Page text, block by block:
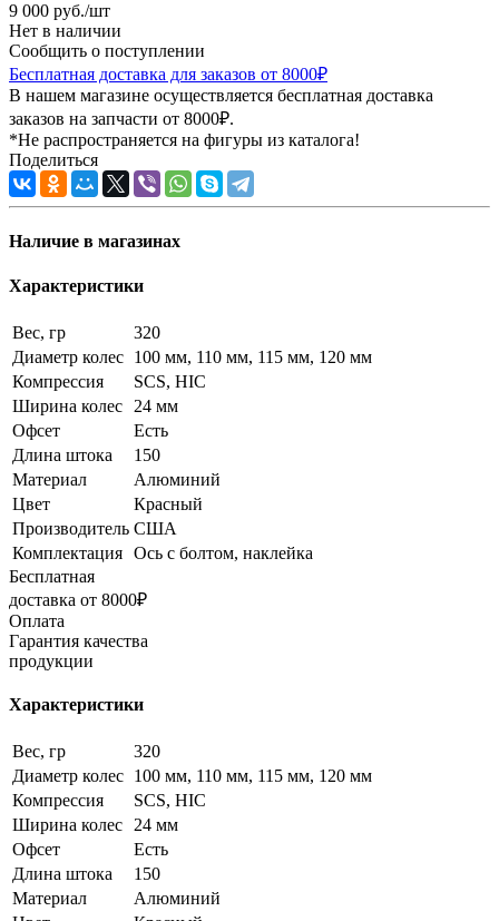
9 000 руб./шт
Нет в наличии
Сообщить о поступлении
Бесплатная доставка для заказов от 8000₽
В нашем магазине осуществляется бесплатная доставка
заказов на запчасти от 8000₽.
*Не распространяется на фигуры из каталога!
Поделиться
Наличие в магазинах
Характеристики
Вес, гр
320
Диаметр колес 100 мм, 110 мм, 115 мм, 120 мм
Компрессия
SCS, HIC
Ширина колес
24 мм
Офсет
Есть
Длина штока
150
Материал
Алюминий
Цвет
Красный
Производитель США
Комплектация Ось с болтом, наклейка
Бесплатная
доставка от 8000₽
Оплата
Гарантия качества
продукции
Характеристики
Вес, гр
320
Диаметр колес 100 мм, 110 мм, 115 мм, 120 мм
Компрессия
SCS, HIC
Ширина колес 24 мм
Офсет
Есть
Длина штока
150
Материал
Алюминий